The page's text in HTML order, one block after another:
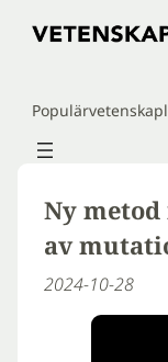
Hoppa
Ny
av
2024-10-28